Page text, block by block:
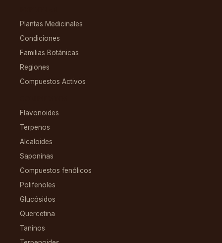
Plantas Medicinales
Condiciones
Familias Botánicas
Regiones
Compuestos Activos
Flavonoides
Terpenos
Alcaloides
Saponinas
Compuestos fenólicos
Polifenoles
Glucósidos
Quercetina
Taninos